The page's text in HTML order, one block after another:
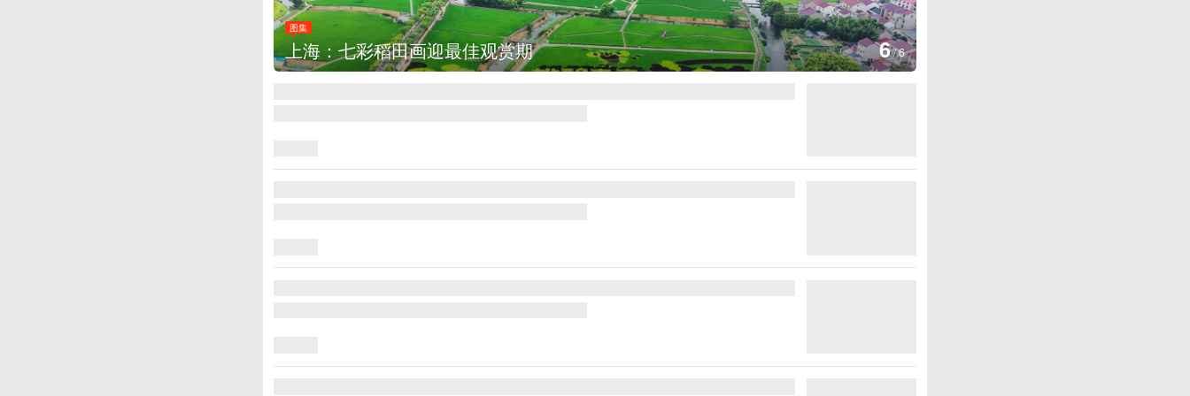
图集
厄瓜多尔总统诺沃亚会见阿根廷总统米莱 1/6